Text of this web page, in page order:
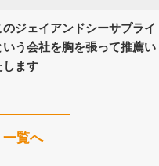
のジェイアンドシーサプライ
いう会社を胸を張って推薦い
します
覧へ